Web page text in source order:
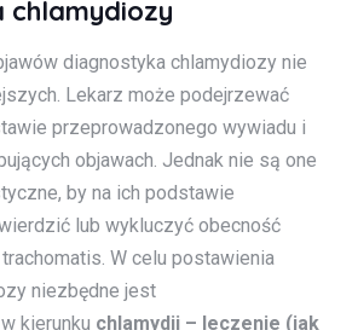
chlamydiozy
diagnostyka chlamydiozy nie
Lekarz może podejrzewać
przeprowadzonego wywiadu i
objawach. Jednak nie są one
by na ich podstawie
lub wykluczyć obecność
W celu postawienia
niezbędne jest
kierunku chlamydii – leczenie (jak